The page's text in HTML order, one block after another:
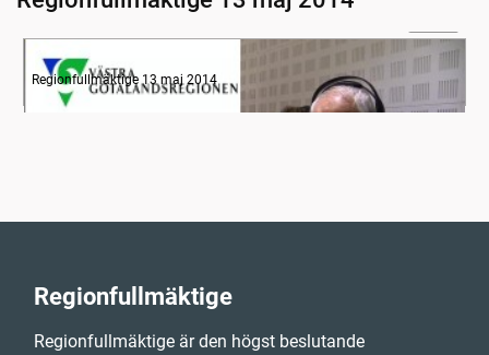
Radion informerar
Regionfullmäktige 13 maj 2014
Regionfullmäktige
Regionfullmäktige är den högst beslutande